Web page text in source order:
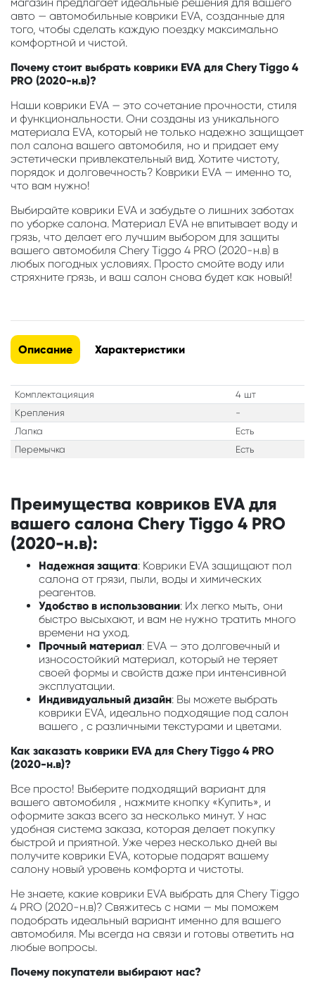
авто — автомобильные коврики EVA, созданные для
того, чтобы сделать каждую поездку максимально
комфортной и чистой.
Почему стоит выбрать коврики EVA для Chery Tiggo 4
PRO (2020-н.в)?
Наши коврики EVA — это сочетание прочности, стиля
и функциональности. Они созданы из уникального
материала EVA, который не только надежно защищает
пол салона вашего автомобиля, но и придает ему
эстетически привлекательный вид. Хотите чистоту,
порядок и долговечность? Коврики EVA — именно то,
что вам нужно!
Выбирайте коврики EVA и забудьте о лишних заботах
по уборке салона. Материал EVA не впитывает воду и
грязь, что делает его лучшим выбором для защиты
вашего автомобиля Chery Tiggo 4 PRO (2020-н.в) в
любых погодных условиях. Просто смойте воду или
стряхните грязь, и ваш салон снова будет как новый!
Описание Характеристики
Комплектацияция
4 шт
Крепления
-
Лапка
Есть
Перемычка
Есть
Преимущества ковриков EVA для
вашего салона Chery Tiggo 4 PRO
(2020-н.в):
Надежная защита: Коврики EVA защищают пол
салона от грязи, пыли, воды и химических
реагентов.
Удобство в использовании: Их легко мыть, они
быстро высыхают, и вам не нужно тратить много
времени на уход.
Прочный материал: EVA — это долговечный и
износостойкий материал, который не теряет
своей формы и свойств даже при интенсивной
эксплуатации.
Индивидуальный дизайн: Вы можете выбрать
коврики EVA, идеально подходящие под салон
вашего , с различными текстурами и цветами.
Как заказать коврики EVA для Chery Tiggo 4 PRO
(2020-н.в)?
Все просто! Выберите подходящий вариант для
вашего автомобиля , нажмите кнопку «Купить», и
оформите заказ всего за несколько минут. У нас
удобная система заказа, которая делает покупку
быстрой и приятной. Уже через несколько дней вы
получите коврики EVA, которые подарят вашему
салону новый уровень комфорта и чистоты.
Не знаете, какие коврики EVA выбрать для Chery Tiggo
4 PRO (2020-н.в)? Свяжитесь с нами — мы поможем
подобрать идеальный вариант именно для вашего
автомобиля. Мы всегда на связи и готовы ответить на
любые вопросы.
Почему покупатели выбирают нас?